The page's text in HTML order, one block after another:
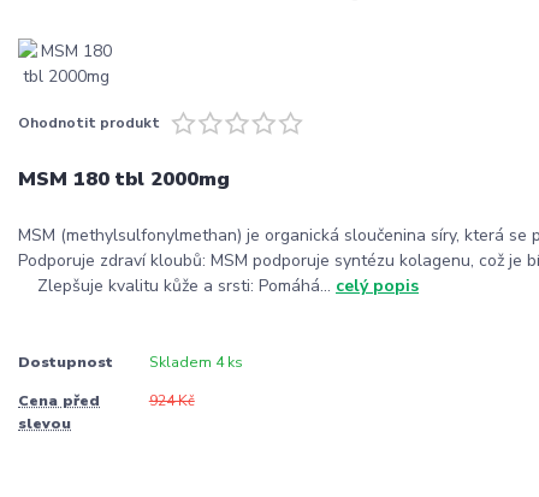
Ohodnotit produkt
MSM 180 tbl 2000mg
MSM (methylsulfonylmethan) je organická sloučenina síry, která
Podporuje zdraví kloubů: MSM podporuje syntézu kolagenu, což
Zlepšuje kvalitu kůže a srsti: Pomáhá... celý popis
Dostupnost Skladem 4 ks
Cena před
slevou
924 Kč